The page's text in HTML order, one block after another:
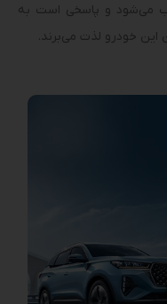
می‌شود و پاسخی است به
خودرو لذت می‌برند.